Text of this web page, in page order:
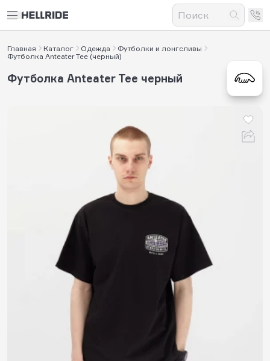
Главная Каталог Одежда
Футболки и лонгсливы
Футболка Anteater Tee (черный)
Футболка Anteater Tee черный